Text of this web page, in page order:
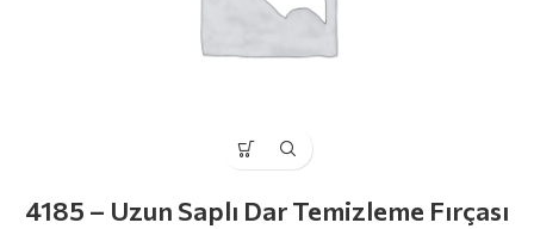
4185 – Uzun Saplı Dar Temizleme Fırçası